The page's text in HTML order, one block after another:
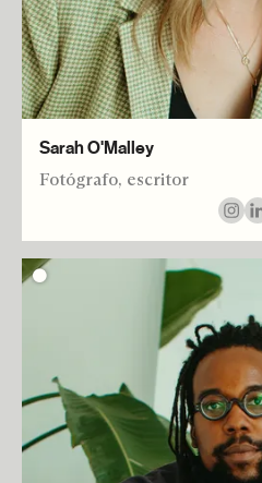
Sarah O'Malley
Fotógrafo, escritor